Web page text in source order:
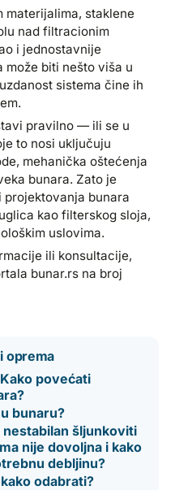
materijalima, staklene
nad filtracionim
i jednostavnije
može biti nešto viša u
sistema čine ih
pravilno — ili se u
to nosi uključuju
mehanička oštećenja
bunara. Zato je
bunara
kao filterskog sloja,
uslovima.
ili konsultacije,
bunar.rs na broj
oprema
povećati
bunaru?
šljunkoviti
nije dovoljna i kako
debljinu?
odabrati?